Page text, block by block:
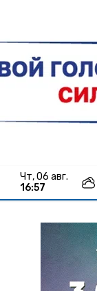
чт, 06 авг.
16:57